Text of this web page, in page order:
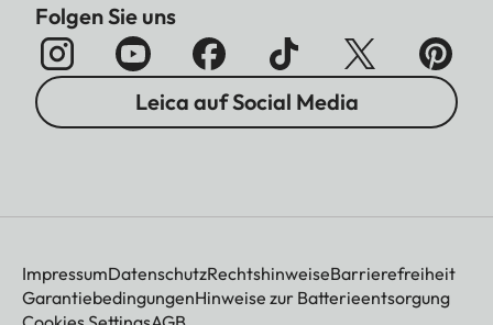
Folgen Sie uns
Leica auf Social Media
ImpressumDatenschutzRechtshinweiseBarrierefreiheit
GarantiebedingungenHinweise zur Batterieentsorgung